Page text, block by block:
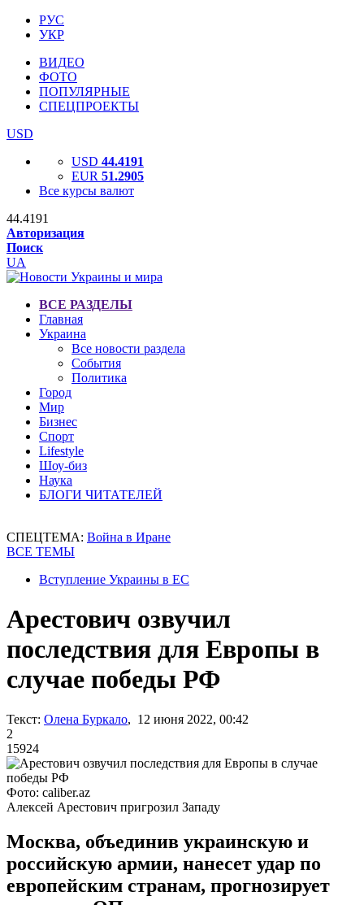
РУС
УКР
ВИДЕО
ФОТО
ПОПУЛЯРНЫЕ
СПЕЦПРОЕКТЫ
USD
USD 44.4191
EUR 51.2905
Все курсы валют
44.4191
Авторизация
Поиск
UA
ВСЕ РАЗДЕЛЫ
Главная
Украина
Все новости раздела
События
Политика
Город
Мир
Бизнес
Спорт
Lifestyle
Шоу-биз
Наука
БЛОГИ ЧИТАТЕЛЕЙ
СПЕЦТЕМА: Война в Иране
ВСЕ ТЕМЫ
Вступление Украины в ЕС
Арестович озвучил
последствия для Европы в
случае победы РФ
Текст: Олена Буркало, 12 июня 2022, 00:42
2
15924
Фото: caliber.az
Алексей Арестович пригрозил Западу
Москва, объединив украинскую и
российскую армии, нанесет удар по
европейским странам, прогнозирует